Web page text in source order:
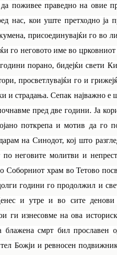
поживее праведно на овие
нас, кои уште претходно ја
присоединувајќи го во
го неговото име во
порано, бидејќи свети
просветлувајќи го и
и страдања. Сепак најважно
пред две години. Ја
поткрепа и мотив да го
на Синодот, кој што
неговите молитви и
Соборниот храм во Тетово
години го продолжил и
и утре и во сите
ги изнесовме на ова
блажена смрт бил
Божји и ревносен